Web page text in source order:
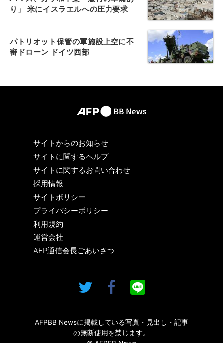
り」 米にイスラエルへの圧力要求
パトリオット保管の軍施設上空に不
審ドローン ドイツ西部
サイトからのお知らせ
サイトに関するヘルプ
サイトに関するお問い合わせ
採用情報
サイトポリシー
プライバシーポリシー
利用規約
運営会社
AFP通信会長ごあいさつ
AFPBB Newsに掲載している写真・見出し・記事
の無断使用を禁じます。